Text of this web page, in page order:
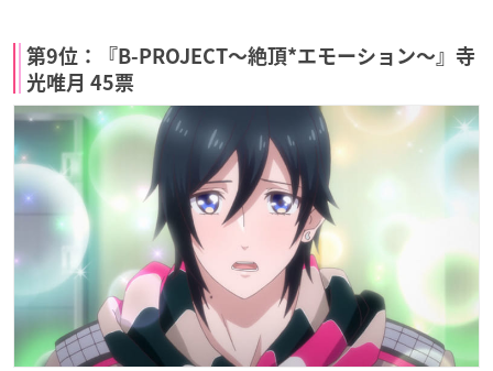
第9位：『B-PROJECT〜絶頂*エモーション〜』寺
光唯月 45票